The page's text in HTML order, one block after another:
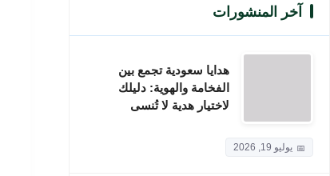
آخر المنشورات
هدايا سعودية تجمع بين
الفخامة والهوية: دليلك
لاختيار هدية لا تُنسى
يوليو 19, 2026